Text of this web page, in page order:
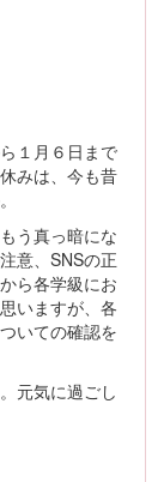
１月６日まで
みは、今も昔
う真っ暗にな
意、SNSの正
ら各学級にお
いますが、各
いての確認を
元気に過ごし